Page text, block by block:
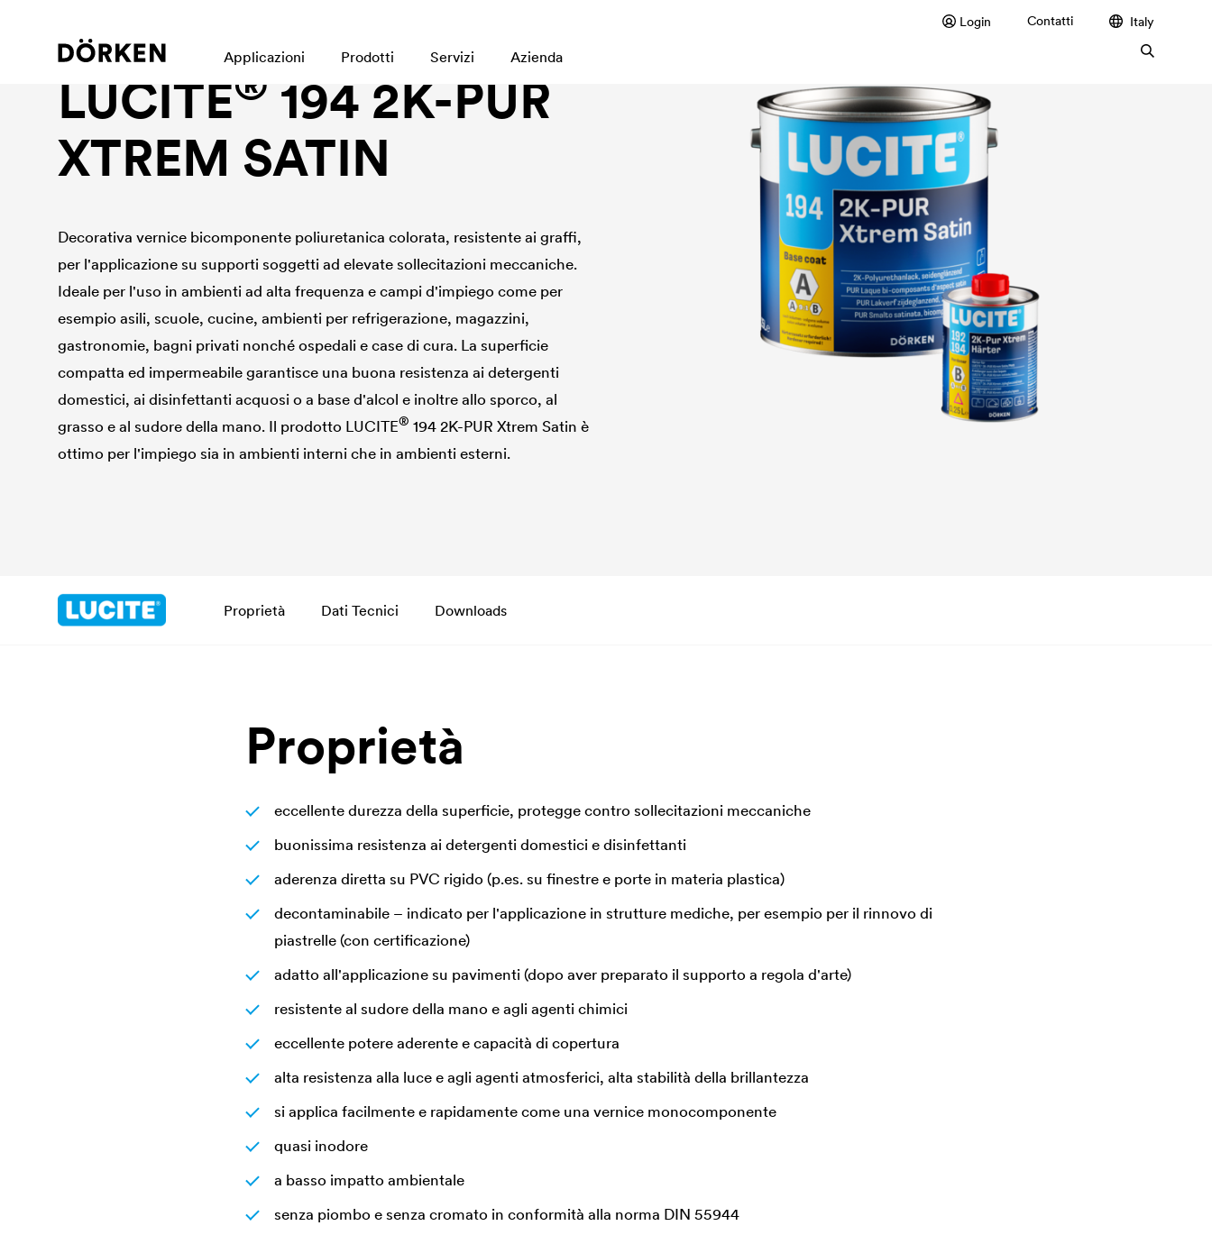
Login Contatti Italy
Applicazioni Prodotti Servizi Azienda
Construction paints and varnishes Waterbased
LUCITE® 194 2K-PUR
XTREM SATIN
Decorativa vernice bicomponente poliuretanica colorata, resistente ai graffi,
per l'applicazione su supporti soggetti ad elevate sollecitazioni meccaniche.
Ideale per l'uso in ambienti ad alta frequenza e campi d'impiego come per
esempio asili, scuole, cucine, ambienti per refrigerazione, magazzini,
gastronomie, bagni privati nonché ospedali e case di cura. La superficie
compatta ed impermeabile garantisce una buona resistenza ai detergenti
domestici, ai disinfettanti acquosi o a base d'alcol e inoltre allo sporco, al
grasso e al sudore della mano. Il prodotto LUCITE® 194 2K-PUR Xtrem Satin è
ottimo per l'impiego sia in ambienti interni che in ambienti esterni.
Proprietà Dati Tecnici Downloads
Proprietà
eccellente durezza della superficie, protegge contro sollecitazioni meccaniche
buonissima resistenza ai detergenti domestici e disinfettanti
aderenza diretta su PVC rigido (p.es. su finestre e porte in materia plastica)
decontaminabile – indicato per l'applicazione in strutture mediche, per esempio per il rinnovo di
piastrelle (con certificazione)
adatto all'applicazione su pavimenti (dopo aver preparato il supporto a regola d'arte)
resistente al sudore della mano e agli agenti chimici
eccellente potere aderente e capacità di copertura
alta resistenza alla luce e agli agenti atmosferici, alta stabilità della brillantezza
si applica facilmente e rapidamente come una vernice monocomponente
quasi inodore
a basso impatto ambientale
senza piombo e senza cromato in conformità alla norma DIN 55944